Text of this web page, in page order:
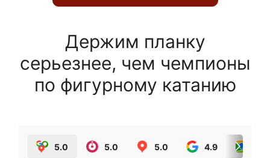
Держим планку
серьезнее, чем чемпионы
по фигурному катанию
5.0 5.0 5.0 4.9